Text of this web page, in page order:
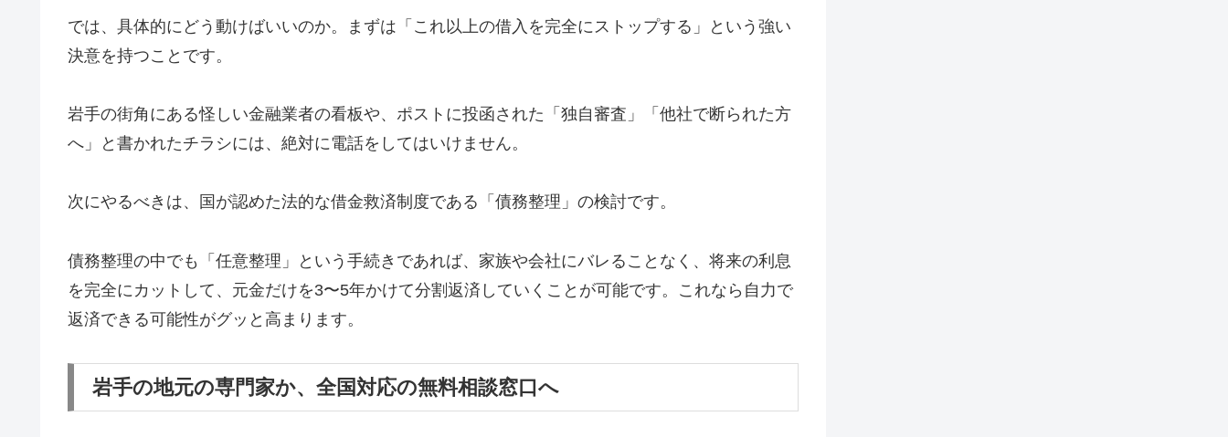
では、具体的にどう動けばいいのか。まずは「これ以上の借入を完全にストップする」という強い
決意を持つことです。
岩手の街角にある怪しい金融業者の看板や、ポストに投函された「独自審査」「他社で断られた方
へ」と書かれたチラシには、絶対に電話をしてはいけません。
次にやるべきは、国が認めた法的な借金救済制度である「債務整理」の検討です。
債務整理の中でも「任意整理」という手続きであれば、家族や会社にバレることなく、将来の利息
を完全にカットして、元金だけを3〜5年かけて分割返済していくことが可能です。これなら自力で
返済できる可能性がグッと高まります。
岩手の地元の専門家か、全国対応の無料相談窓口へ